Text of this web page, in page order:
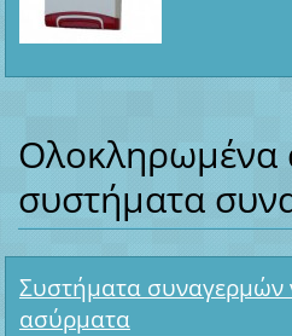
Ολοκληρωμένα
συστήματα
Συστήματα συναγερμών
ασύρματα